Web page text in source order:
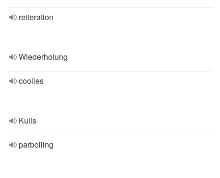
reiteration
Wiederholung
coolies
Kulis
parboiling